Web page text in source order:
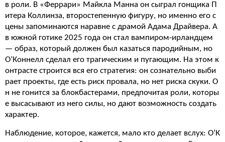
в роли. В «Феррари» Майкла Манна он сыграл гонщика П
итера Коллинза, второстепенную фигуру, но именно его с
цены запоминаются наравне с драмой Адама Драйвера. А
в южной готике 2025 года он стал вампиром-ирландцем
— образ, который должен был казаться пародийным, но
О’Коннелл сделал его трагическим и пугающим. На этом к
онтрасте строится вся его стратегия: он сознательно выби
рает проекты, где есть риск провала, но нет риска скуки. О
н не гонится за блокбастерами, предпочитая роли, которы
е высасывают из него силы, но дают возможность создать
характер.
Наблюдение, которое, кажется, мало кто делает вслух: О’К